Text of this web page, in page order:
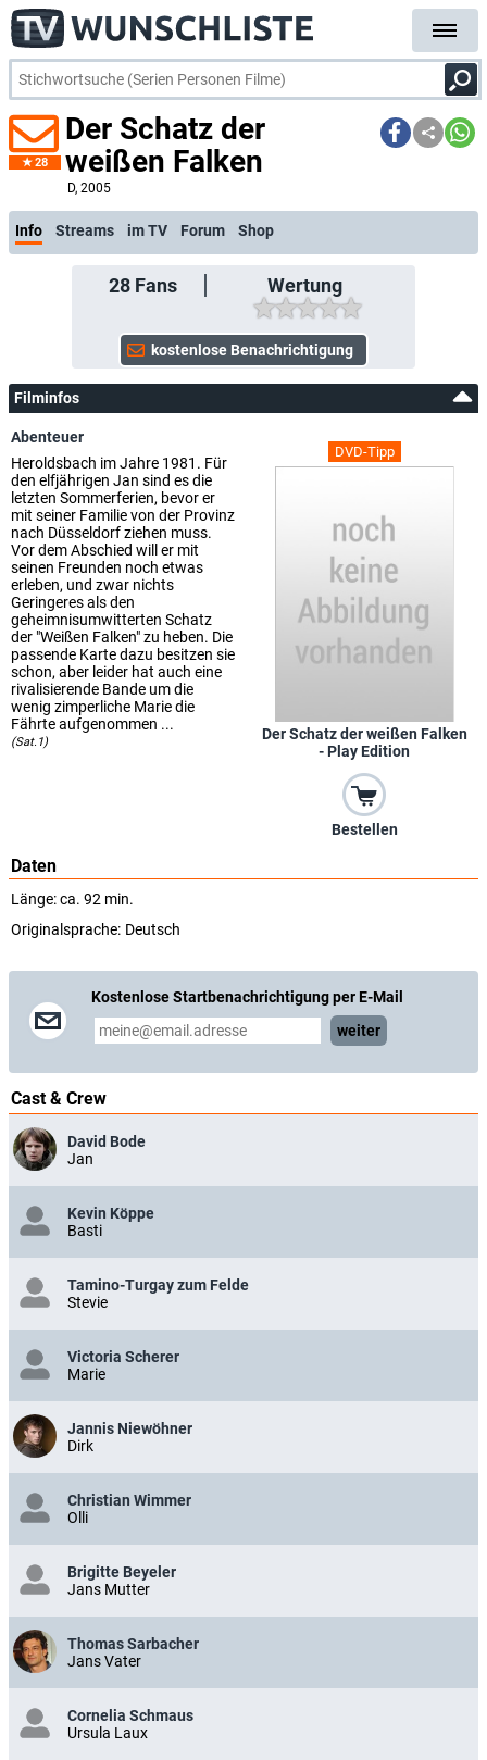
28
Der Schatz der
weißen Falken
D, 2005
Info Streams im TV Forum Shop
28Fans Wertung
Filminfos
DVD-Tipp
Der Schatz der weißen Falken
- Play Edition
Bestellen
Abenteuer
Heroldsbach im Jahre 1981. Für
den elfjährigen Jan sind es die
letzten Sommerferien, bevor er
mit seiner Familie von der Provinz
nach Düsseldorf ziehen muss.
Vor dem Abschied will er mit
seinen Freunden noch etwas
erleben, und zwar nichts
Geringeres als den
geheimnisumwitterten Schatz
der "Weißen Falken" zu heben. Die
passende Karte dazu besitzen sie
schon, aber leider hat auch eine
rivalisierende Bande um die
wenig zimperliche Marie die
Fährte aufgenommen ...
(Sat.1)
Daten
Länge: ca. 92 min.
Originalsprache: Deutsch
Kostenlose Startbenachrichtigung per E-Mail
weiter
Cast & Crew
David Bode
Jan
Kevin Köppe
Basti
Tamino-Turgay zum Felde
Stevie
Victoria Scherer
Marie
Jannis Niewöhner
Dirk
Christian Wimmer
Olli
Brigitte Beyeler
Jans Mutter
Thomas Sarbacher
Jans Vater
Cornelia Schmaus
Ursula Laux